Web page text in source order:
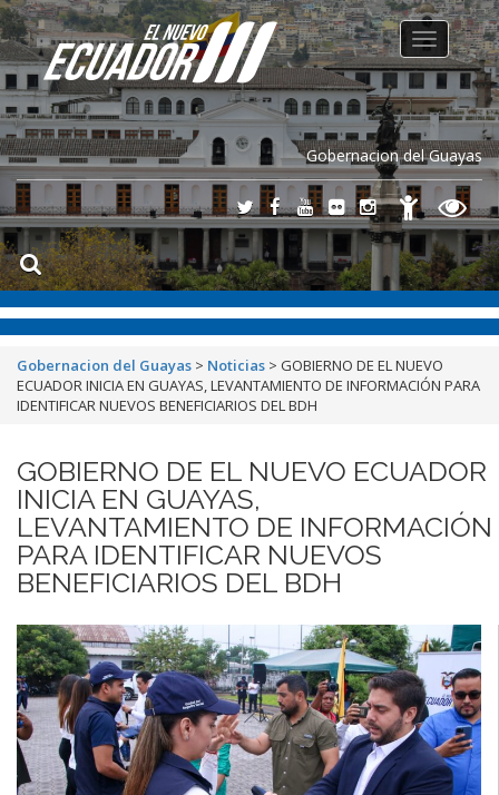
Gobernacion del Guayas
Toggle
navigation
Gobernacion del Guayas > Noticias > GOBIERNO DE EL NUEVO
ECUADOR INICIA EN GUAYAS, LEVANTAMIENTO DE INFORMACIÓN PARA
IDENTIFICAR NUEVOS BENEFICIARIOS DEL BDH
GOBIERNO DE EL NUEVO ECUADOR
INICIA EN GUAYAS,
LEVANTAMIENTO DE INFORMACIÓN
PARA IDENTIFICAR NUEVOS
BENEFICIARIOS DEL BDH